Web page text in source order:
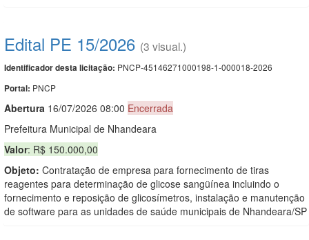
Edital PE 15/2026 (3 visual.)
Identificador desta licitação: PNCP-45146271000198-1-000018-2026
Portal: PNCP
Abertura 16/07/2026 08:00 Encerrada
Prefeitura Municipal de Nhandeara
Valor: R$ 150.000,00
Objeto: Contratação de empresa para fornecimento de tiras
reagentes para determinação de glicose sangüínea incluindo o
fornecimento e reposição de glicosímetros, instalação e manutenção
de software para as unidades de saúde municipais de Nhandeara/SP